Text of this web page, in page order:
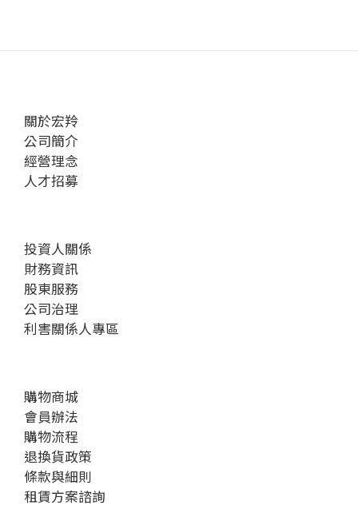
關於宏羚
公司簡介
經營理念
人才招募
投資人關係
財務資訊
股東服務
公司治理
利害關係人專區
購物商城
會員辦法
購物流程
退換貨政策
條款與細則
租賃方案諮詢